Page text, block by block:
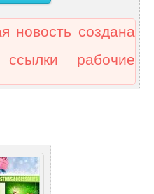
новость создана
рабочие